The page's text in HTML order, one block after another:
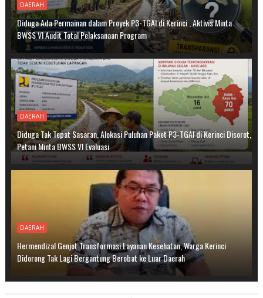
DAERAH
Diduga Ada Permainan dalam Proyek P3-TGAI di Kerinci , Aktivis Minta
BWSS VI Audit Total Pelaksanaan Program
DAERAH
Diduga Tak Tepat Sasaran, Alokasi Puluhan Paket P3-TGAI di Kerinci Disorot,
Petani Minta BWSS VI Evaluasi
DAERAH
Hermendizal Genjot Transformasi Layanan Kesehatan, Warga Kerinci
Didorong Tak Lagi Bergantung Berobat ke Luar Daerah